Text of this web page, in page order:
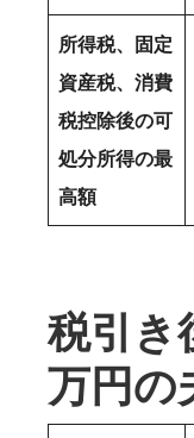
所得税、固定
資産税、消費
税控除後の可
処分所得の最
高額
税引き
万円の